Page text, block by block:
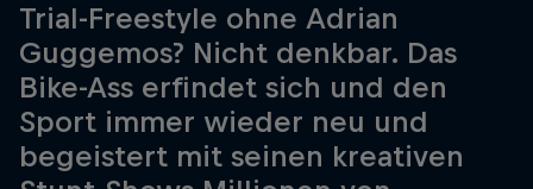
Trial-Freestyle ohne Adrian
Guggemos? Nicht denkbar. Das
Bike-Ass erfindet sich und den
Sport immer wieder neu und
begeistert mit seinen kreativen